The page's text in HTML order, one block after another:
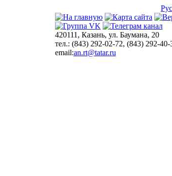
Рус
420111, Казань, ул. Баумана, 20
тел.: (843) 292-02-72, (843) 292-40-
email:an.rt@tatar.ru